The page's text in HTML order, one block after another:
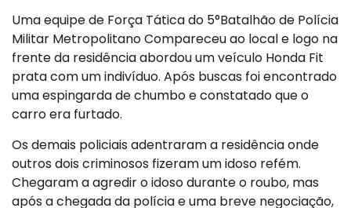
Uma equipe de Força Tática do 5°Batalhão de Polícia
Militar Metropolitano Compareceu ao local e logo na
frente da residência abordou um veículo Honda Fit
prata com um indivíduo. Após buscas foi encontrado
uma espingarda de chumbo e constatado que o
carro era furtado.
Os demais policiais adentraram a residência onde
outros dois criminosos fizeram um idoso refém.
Chegaram a agredir o idoso durante o roubo, mas
após a chegada da polícia e uma breve negociação,